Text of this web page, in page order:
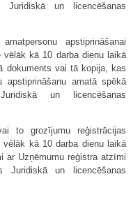
Juridiskā un licencēšanas
apstiprināšanai
vēlāk kā 10 darba dienu laikā
dokuments vai tā kopija, kas
apstiprināšanu amatā spēkā
un licencēšanas
to grozījumu reģistrācijas
vēlāk kā 10 darba dienu laikā
ar Uzņēmumu reģistra atzīmi
Juridiskā un licencēšanas